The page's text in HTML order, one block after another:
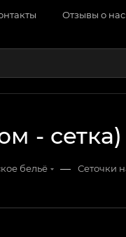
Отзывы о нас
-
бельё — Сеточки